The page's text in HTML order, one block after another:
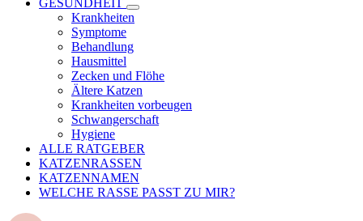
GESUNDHEIT
Krankheiten
Symptome
Behandlung
Hausmittel
Zecken und Flöhe
Ältere Katzen
Krankheiten vorbeugen
Schwangerschaft
Hygiene
ALLE RATGEBER
KATZENRASSEN
KATZENNAMEN
WELCHE RASSE PASST ZU MIR?